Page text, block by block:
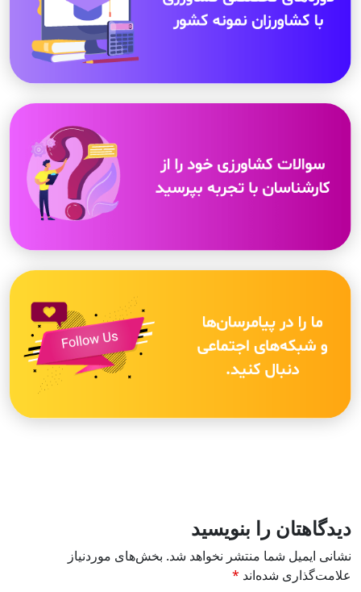
دیدگاهتان را بنویسید
نشانی ایمیل شما منتشر نخواهد شد. بخش‌های موردنیاز
علامت‌گذاری شده‌اند *